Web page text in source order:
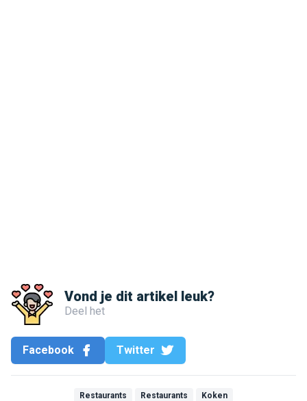
Vond je dit artikel leuk?
Deel het
Facebook Twitter
Restaurants Restaurants Koken